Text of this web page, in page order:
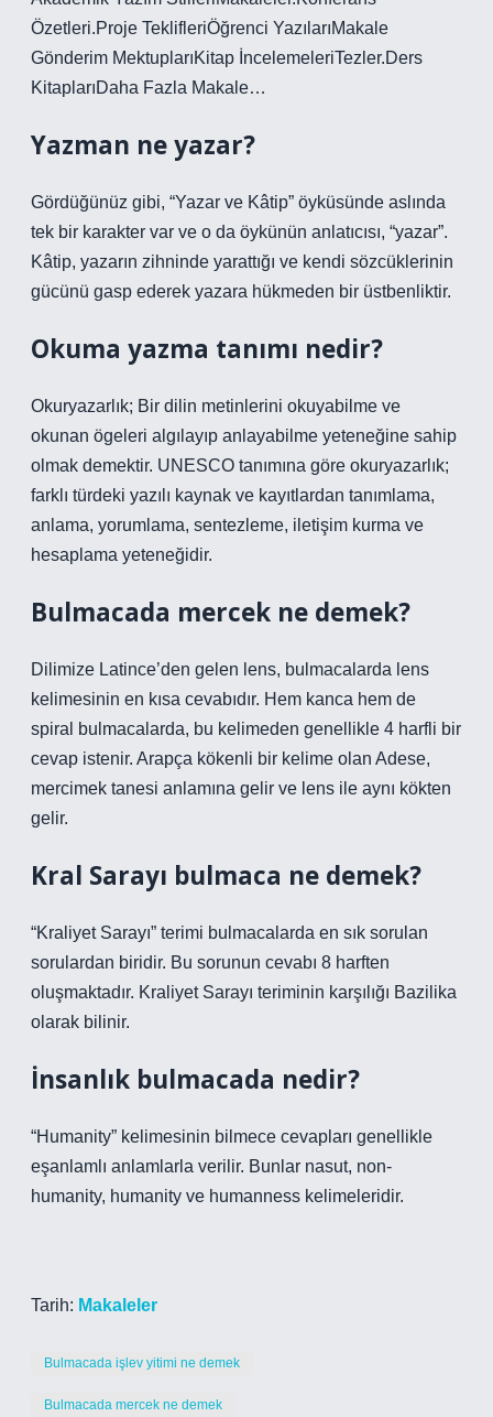
Özetleri.Proje TeklifleriÖğrenci YazılarıMakale
Gönderim MektuplarıKitap İncelemeleriTezler.Ders
KitaplarıDaha Fazla Makale…
Yazman ne yazar?
Gördüğünüz gibi, “Yazar ve Kâtip” öyküsünde aslında
tek bir karakter var ve o da öykünün anlatıcısı, “yazar”.
Kâtip, yazarın zihninde yarattığı ve kendi sözcüklerinin
gücünü gasp ederek yazara hükmeden bir üstbenliktir.
Okuma yazma tanımı nedir?
Okuryazarlık; Bir dilin metinlerini okuyabilme ve
okunan ögeleri algılayıp anlayabilme yeteneğine sahip
olmak demektir. UNESCO tanımına göre okuryazarlık;
farklı türdeki yazılı kaynak ve kayıtlardan tanımlama,
anlama, yorumlama, sentezleme, iletişim kurma ve
hesaplama yeteneğidir.
Bulmacada mercek ne demek?
Dilimize Latince’den gelen lens, bulmacalarda lens
kelimesinin en kısa cevabıdır. Hem kanca hem de
spiral bulmacalarda, bu kelimeden genellikle 4 harfli bir
cevap istenir. Arapça kökenli bir kelime olan Adese,
mercimek tanesi anlamına gelir ve lens ile aynı kökten
gelir.
Kral Sarayı bulmaca ne demek?
“Kraliyet Sarayı” terimi bulmacalarda en sık sorulan
sorulardan biridir. Bu sorunun cevabı 8 harften
oluşmaktadır. Kraliyet Sarayı teriminin karşılığı Bazilika
olarak bilinir.
İnsanlık bulmacada nedir?
“Humanity” kelimesinin bilmece cevapları genellikle
eşanlamlı anlamlarla verilir. Bunlar nasut, non-
humanity, humanity ve humanness kelimeleridir.
Tarih: Makaleler
Bulmacada işlev yitimi ne demek
Bulmacada mercek ne demek